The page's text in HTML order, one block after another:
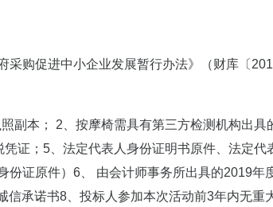
购促进中小企业发展暂行办法》（财库〔
副本； 2、按摩椅需具有第三方检测机构出
证；5、法定代表人身份证明书原件、法定
份证原件）6、 由会计师事务所出具的2019年
承诺书8、投标人参加本次活动前3年内无